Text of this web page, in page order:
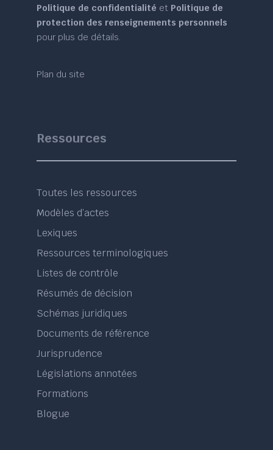
Politique de confidentialité et Politique de
protection des renseignements personnels
pour plus de détails.
Plan du site
Ressources
Toutes les ressources
Modèles d’actes
Lexiques
Ressources terminologiques
Listes de contrôle
Résumés de décision
Schémas juridiques
Documents de référence
Jurisprudence
Législations annotées
Formations
Blogue